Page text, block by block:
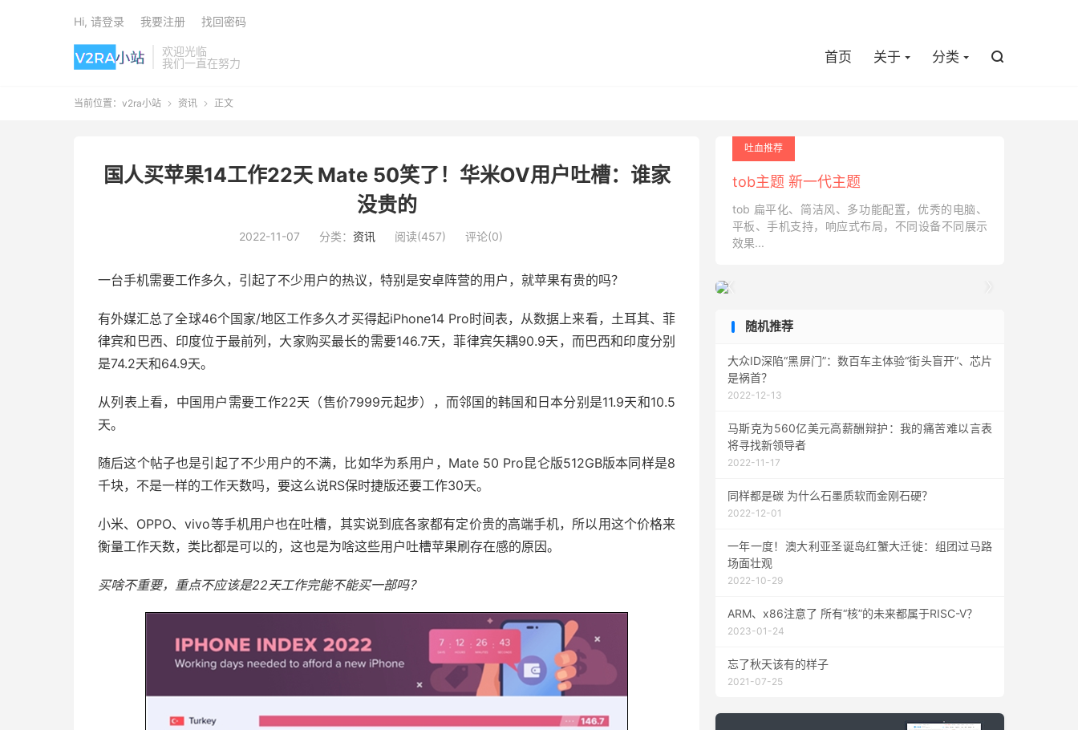
欢迎光临
我们一直在努力
首页 关于 分类 
Hi, 请登录 我要注册 找回密码
当前位置： v2ra小站  资讯  正文
国人买苹果14工作22天 Mate 50笑了！华米OV用户吐槽：谁家
没贵的
2022-11-07 分类： 资讯 阅读(457) 评论(0)
一台手机需要工作多久，引起了不少用户的热议，特别是安卓阵营的用户，就苹果有贵的吗？
有外媒汇总了全球46个国家/地区工作多久才买得起iPhone14 Pro时间表，从数据上来看，土耳其、菲
律宾和巴西、印度位于最前列，大家购买最长的需要146.7天，菲律宾矢耦90.9天，而巴西和印度分别
是74.2天和64.9天。
从列表上看，中国用户需要工作22天（售价7999元起步），而邻国的韩国和日本分别是11.9天和10.5
天。
随后这个帖子也是引起了不少用户的不满，比如华为系用户，Mate 50 Pro昆仑版512GB版本同样是8
千块，不是一样的工作天数吗，要这么说RS保时捷版还要工作30天。
小米、OPPO、vivo等手机用户也在吐槽，其实说到底各家都有定价贵的高端手机，所以用这个价格来
衡量工作天数，类比都是可以的，这也是为啥这些用户吐槽苹果刷存在感的原因。
买啥不重要，重点不应该是22天工作完能不能买一部吗？
吐血推荐
tob主题 新一代主题
tob 扁平化、简洁风、多功能配置，优秀的电脑、
平板、手机支持，响应式布局，不同设备不同展示
效果...

随机推荐
大众ID深陷“黑屏门”：数百车主体验“街头盲开”、芯片
是祸首？
2022-12-13
马斯克为560亿美元高薪酬辩护：我的痛苦难以言表
将寻找新领导者
2022-11-17
同样都是碳 为什么石墨质软而金刚石硬？
2022-12-01
一年一度！澳大利亚圣诞岛红蟹大迁徙：组团过马路
场面壮观
2022-10-29
ARM、x86注意了 所有“核”的未来都属于RISC-V？
2023-01-24
忘了秋天该有的样子
2021-07-25